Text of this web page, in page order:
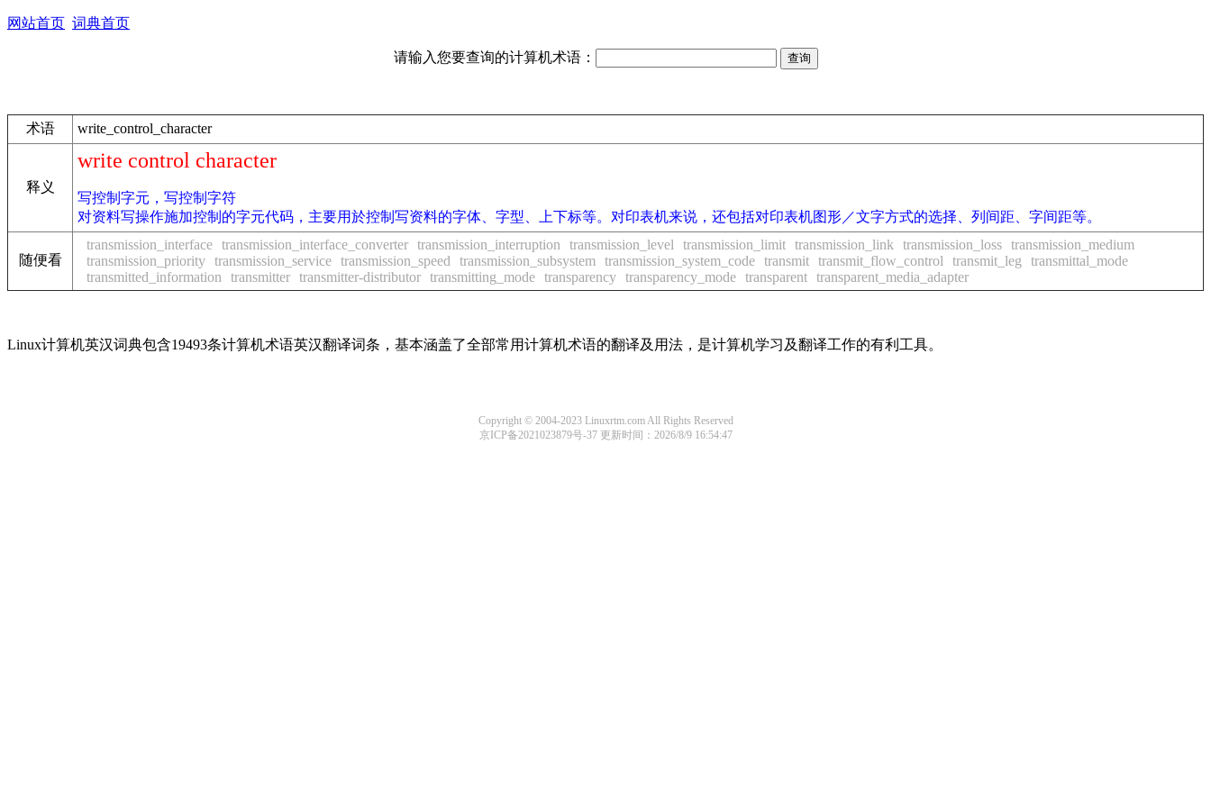
网站首页 词典首页
请输入您要查询的计算机术语：
术语 write_control_character
释义
write control character
写控制字元，写控制字符
对资料写操作施加控制的字元代码，主要用於控制写资料的字体、字型、上下标等。对印表机来说，还包括对印表机图形／文字方式的选择、列间距、字间距等。
随便看
transmission_interface transmission_interface_converter transmission_interruption transmission_level transmission_limit transmission_link transmission_loss transmission_medium
transmission_priority transmission_service transmission_speed transmission_subsystem transmission_system_code transmit transmit_flow_control transmit_leg
transmittal_mode
transmitted_information
transmitter transmitter-distributor transmitting_mode transparency transparency_mode transparent transparent_media_adapter
Linux计算机英汉词典包含19493条计算机术语英汉翻译词条，基本涵盖了全部常用计算机术语的翻译及用法，是计算机学习及翻译工作的有利工具。
Copyright © 2004-2023 Linuxrtm.com All Rights Reserved
京ICP备2021023879号-37更新时间：2026/8/9 16:54:47